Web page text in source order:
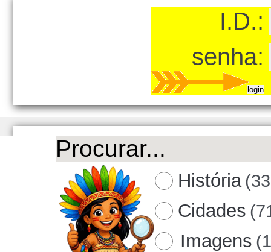
I.D.:
senha:
História
Cidades
Imagens